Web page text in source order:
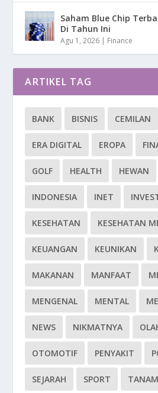
Saham Blue Chip
Di Tahun Ini
Agu 1, 2026 | Finance
ARTIKEL TAG
BANK BISNIS CEMILAN
ERA DIGITAL EROPA
GOLF HEALTH HEWAN
INDONESIA INET
KESEHATAN KESEHATAN
KEUANGAN KEUNIKAN
MAKANAN MANFAAT
MENGENAL MENTAL
NEWS NIKMATNYA
OTOMOTIF PENYAKIT
SEJARAH SPORT